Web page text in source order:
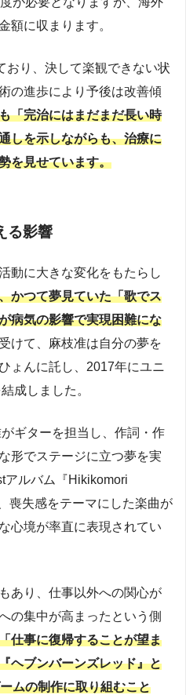
額に収まります。
おり、決して楽観できない状
の進歩により予後は改善傾
「完治にはまだまだ長い時
しを示しながらも、治療に
を見せています。
る影響
動に大きな変化をもたらし
かつて夢見ていた「歌でス
病気の影響で実現困難にな
けて、麻枝准は自分の夢を
ょんに託し、2017年にユニ
成しました。
ギターを担当し、作詞・作
形でステージに立つ夢を実
アルバム『Hikikomori
喪失感をテーマにした楽曲が
心境が率直に表現されてい
あり、仕事以外への関心が
の集中が高まったという側
仕事に復帰することが望ま
ヘブンバーンズレッド』と
ムの制作に取り組むこと